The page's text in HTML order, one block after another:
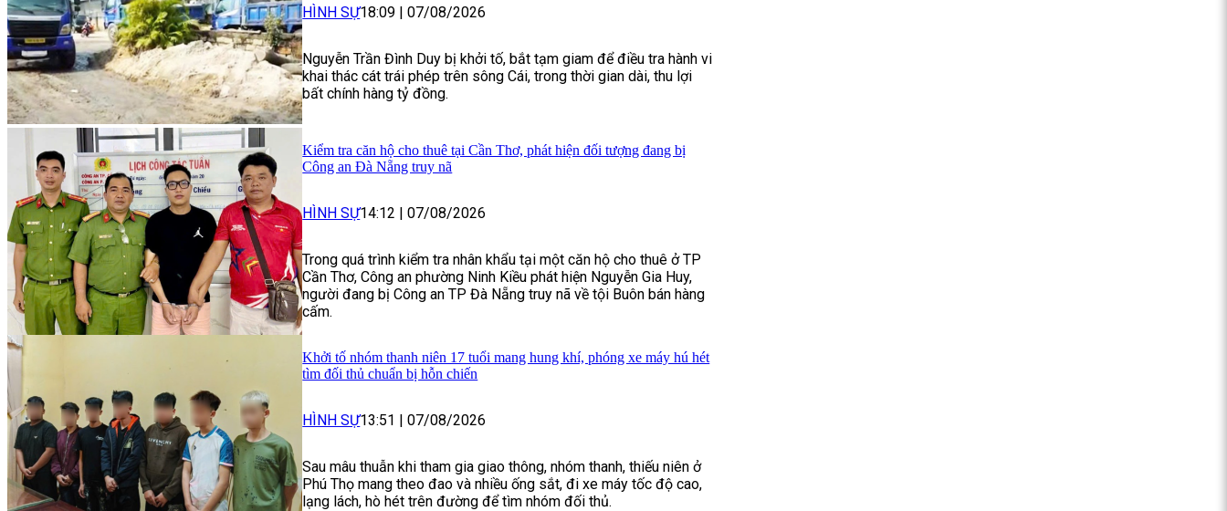
HÌNH SỰ18:09 07/08/2026
Nguyễn Trần Đình Duy bị khởi tố, bắt tạm giam để điều tra hành vi
khai thác cát trái phép trên sông Cái, trong thời gian dài, thu lợi
bất chính hàng tỷ đồng.
Kiểm tra căn hộ cho thuê tại Cần Thơ, phát hiện đối tượng đang bị
Công an Đà Nẵng truy nã
HÌNH SỰ14:12 | 07/08/2026
Trong quá trình kiểm tra nhân khẩu tại một căn hộ cho thuê ở TP
Cần Thơ, Công an phường Ninh Kiều phát hiện Nguyễn Gia Huy,
người đang bị Công an TP Đà Nẵng truy nã về tội Buôn bán hàng
cấm.
Khởi tố nhóm thanh niên 17 tuổi mang hung khí, phóng xe máy hú hét
tìm đối thủ chuẩn bị hỗn chiến
HÌNH SỰ13:51 | 07/08/2026
Sau mâu thuẫn khi tham gia giao thông, nhóm thanh, thiếu niên ở
Phú Thọ mang theo đao và nhiều ống sắt, đi xe máy tốc độ cao,
lạng lách, hò hét trên đường để tìm nhóm đối thủ.